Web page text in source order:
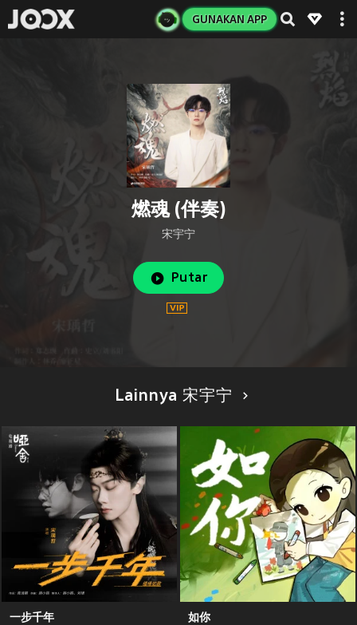
GUNAKAN APP
燃魂 (伴奏)
宋宇宁
Putar
Lainnya 宋宇宁
一步千年 如你